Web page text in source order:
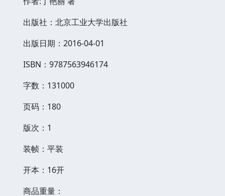
出版社：北京工业大学出版社
出版日期：2016-04-01
ISBN：9787563946174
字数：131000
页码：180
版次：1
装帧：平装
开本：16开
商品重量：